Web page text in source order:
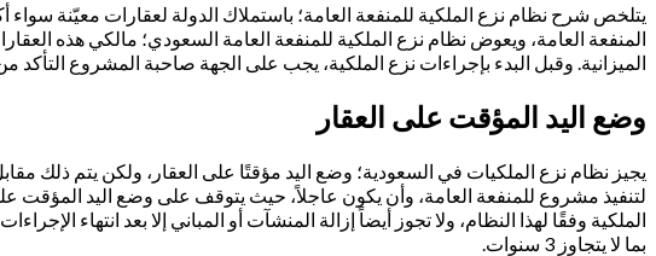
يتلخص شرح نظام نزع الملكية للمنفعة العامة؛ باستملاك الدولة لعقارات معيّنة
المنفعة العامة، ويعوض نظام نزع الملكية للمنفعة العامة السعودي؛ مالكي هذه
الميزانية. وقبل البدء بإجراءات نزع الملكية، يجب على الجهة صاحبة المشروع
وضع اليد المؤقت على العقار
يجيز نظام نزع الملكيات في السعودية؛ وضع اليد مؤقتًا على العقار، ولكن يتم ذلك
لتنفيذ مشروع للمنفعة العامة، وأن يكون عاجلاً، حيث يتوقف على وضع اليد المؤقت
الملكية وفقًا لهذا النظام، ولا تجوز أيضاً إزالة المنشآت أو المباني إلا بعد انتهاء
بما لا يتجاوز 3 سنوات.